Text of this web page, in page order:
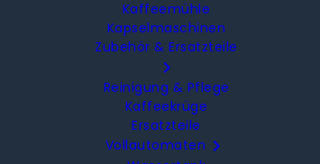
Kaffeemühle
Kapselmaschinen
Zubehör & Ersatzteile

Reinigung & Pflege
Kaffeekrüge
Ersatzteile
Vollautomaten 